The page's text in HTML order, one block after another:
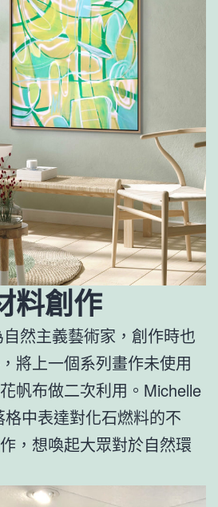
料創作
然主義藝術家，創作時也
將上一個系列畫作未使用
帆布做二次利用。Michelle
中表達對化石燃料的不
，想喚起大眾對於自然環